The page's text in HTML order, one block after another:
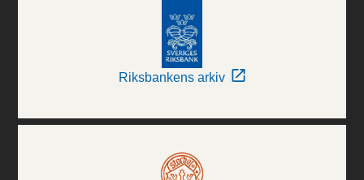
Riksbankens arkiv